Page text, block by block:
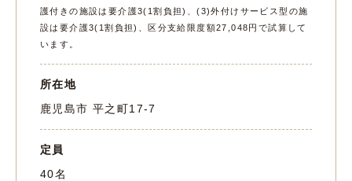
護付きの施設は要介護3(1割負担)、(3)外付けサービス型の施
設は要介護3(1割負担)、区分支給限度額27,048円で試算して
います。
所在地
鹿児島市 平之町17-7
定員
40名